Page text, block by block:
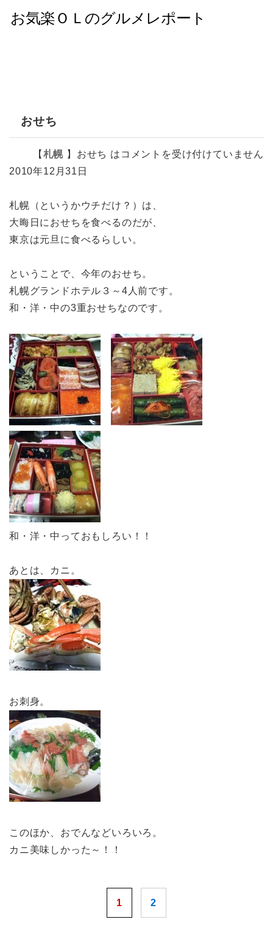
おせち
【 札幌 】 おせち は コメントを受け付けていません
2010年12月31日
札幌（というかウチだけ？）は、
大晦日におせちを食べるのだが、
東京は元旦に食べるらしい。
ということで、今年のおせち。
札幌グランドホテル３～4人前です。
和・洋・中の3重おせちなのです。
和・洋・中っておもしろい！！
あとは、カニ。
お刺身。
このほか、おでんなどいろいろ。
カニ美味しかった～！！
1 2